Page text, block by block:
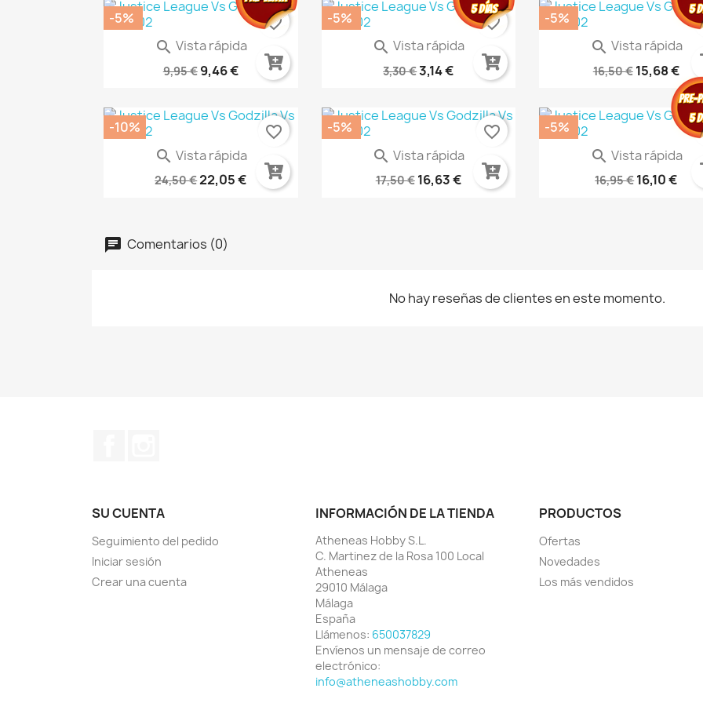
 Vista rápida
La Princesa Parasito 02
9,95 € 9,46 €
-5%
favorite_border
 Vista rápida
Absolute Green Lantern 6
3,30 €3,14 €
-5%
favorite_border
 Vista rápida
DC PREMIERE AMANECER DE
16,50 € 15,68 €
-5%
 Vista rápida
Ataque A Los Titanes...
24,50 €22,05 €
-10%
favorite_border
 Vista rápida
Dc Premiere Amanecer De Dc...
17,50 € 16,63 €
-5%
favorite_border
 Vista rápida
El Lugar Del Comienzo
16,95 €16,10 €
-5%
Comentarios (0)
No hay reseñas de clientes en este momento.
SU CUENTA
Seguimiento del pedido
Iniciar sesión
Crear una cuenta
INFORMACIÓN DE LA TIENDA
Atheneas Hobby S.L.
C. Martinez de la Rosa 100 Local
Atheneas
29010 Málaga
Málaga
España
Llámenos: 650037829
Envíenos un mensaje de correo
electrónico:
info@atheneashobby.com
PRODUCTOS
Ofertas
Novedades
Los más vendidos